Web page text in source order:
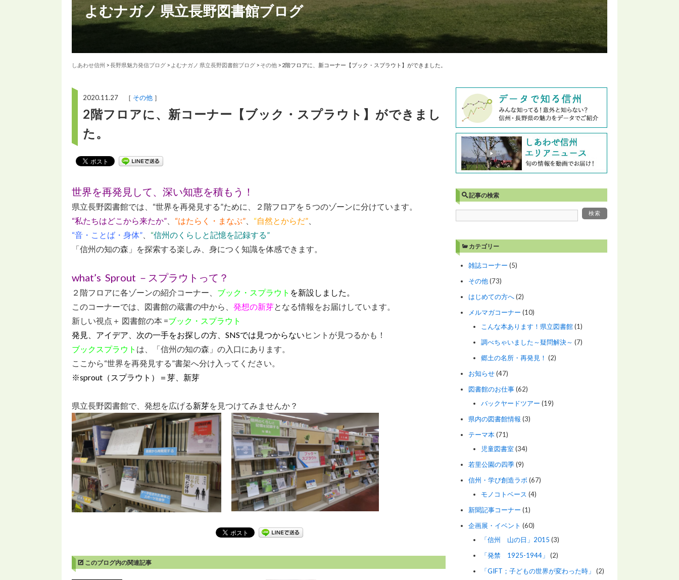
よむナガノ 県立長野図書館ブログ
しあわせ信州 >長野県魅力発信ブログ > よむナガノ 県立長野図書館ブログ > その他 > 2階フロアに、新コーナー【ブック・スプラウト】ができました。
2020.11.27 ［ その他 ］
2階フロアに、新コーナー【ブック・スプラウト】ができまし
た。
世界を再発見して、深い知恵を積もう！
県立長野図書館では、“世界を再発見する”ために、２階フロアを５つのゾーンに分けています。
“私たちはどこから来たか”
“はたらく・まなぶ” “自然とからだ”
“音・ことば・身体”
“信州のくらしと記憶を記録する”
「信州の知の森」を探索する楽しみ、身につく知識を体感できます。
what’s Sprout －スプラウトって？
２階フロアに各ゾーンの紹介コーナー、 ブック・スプラウト を新設しました。
このコーナーでは、図書館の蔵書の中から、 発想の新芽となる情報をお届けしています。
新しい視点＋ 図書館の本 =ブック・スプラウト
発見、アイデア、次の一手をお探しの方、 SNSでは見つからない ヒントが見つるかも！
ブックスプラウト は、「信州の知の森」の入口にあります。
ここから“世界を再発見する”書架へ分け入ってください。
※sprout（スプラウト）＝芽、新芽
県立長野図書館で、発想を広げる新芽を見つけてみませんか？
このブログ内の関連記事
記事の検索
カテゴリー
雑誌コーナー (5)
その他(73)
はじめての方へ(2)
メルマガコーナー (10)
こんな本あります！県立図書館(1)
調べちゃいました～疑問解決～ (7)
郷土の名所・再発見！ (2)
お知らせ(47)
図書館のお仕事(62)
バックヤードツアー (19)
県内の図書館情報 (3)
テーマ本(71)
児童図書室(34)
若里公園の四季(9)
信州・学び創造ラボ (67)
モノコトベース (4)
新聞記事コーナー (1)
企画展・イベント (60)
「信州 山の日」2015 (3)
「発禁 1925-1944」
(2)
「GIFT；子どもの世界が変わった時」
(2)